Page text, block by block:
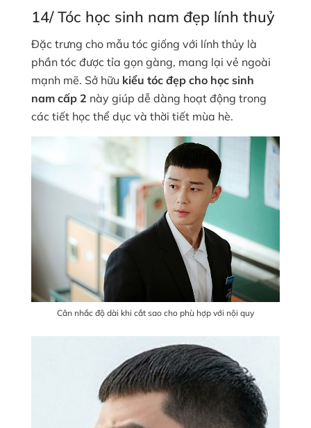
14/ Tóc học sinh nam đẹp lính thuỷ
Đặc trưng cho mẫu tóc giống với lính thủy là
phần tóc được tỉa gọn gàng, mang lại vẻ ngoài
mạnh mẽ. Sở hữu kiểu tóc đẹp cho học sinh
nam cấp 2 này giúp dễ dàng hoạt động trong
các tiết học thể dục và thời tiết mùa hè.
Cân nhắc độ dài khi cắt sao cho phù hợp với nội quy